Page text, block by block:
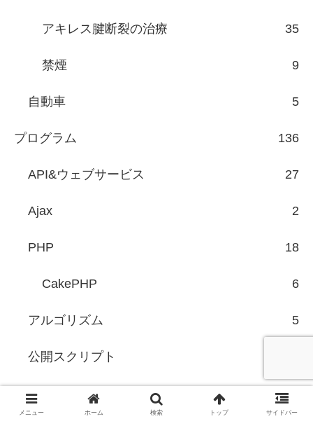
アキレス腱断裂の治療 35
禁煙 9
自動車 5
プログラム 136
API&ウェブサービス 27
Ajax 2
PHP 18
CakePHP 6
アルゴリズム 5
公開スクリプト
ヨメレバ・カエレバ・ポチレバ 67
メニュー ホーム 検索 トップ サイドバー